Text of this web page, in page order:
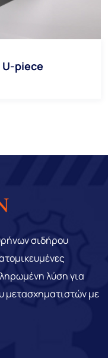
U-piece
σιδήρου
λύση για
μετασχηματιστών με